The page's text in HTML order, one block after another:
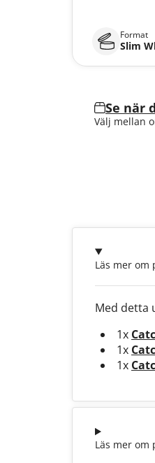
Format
Slim
Se när
Välj mellan
Läs mer om
Med detta
1x
1x
1x
Läs mer om